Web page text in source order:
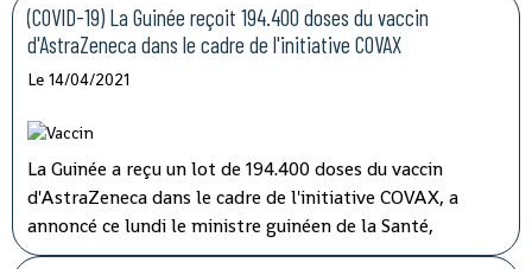
ordinaire du conseil des ministres tenu par
visioconférence, le président Alpha Condé a insisté sur
''la cohérence et la complémentarité qui doivent
les opérations de lutte contre la corruption.
(COVID-19) La Guinée reçoit 194.400 doses du vaccin
d'AstraZeneca dans le cadre de l'initiative COVAX
Le 14/04/2021
La Guinée a reçu un lot de 194.400 doses du vaccin
d'AstraZeneca dans le cadre de l'initiative COVAX, a
annoncé ce lundi le ministre guinéen de la Santé,
médécin général Rémy Lamah à la radio nationale.